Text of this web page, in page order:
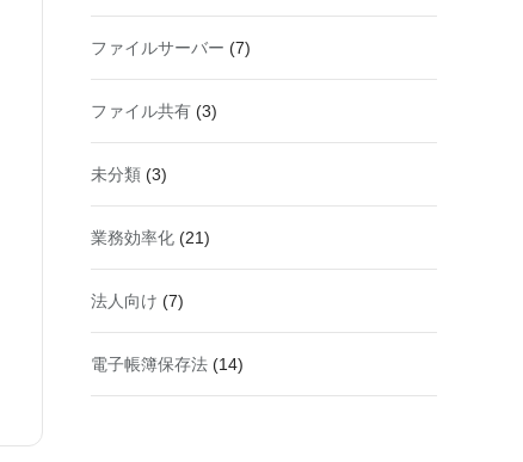
ファイルサーバー (7)
ファイル共有 (3)
未分類 (3)
業務効率化 (21)
法人向け (7)
電子帳簿保存法 (14)